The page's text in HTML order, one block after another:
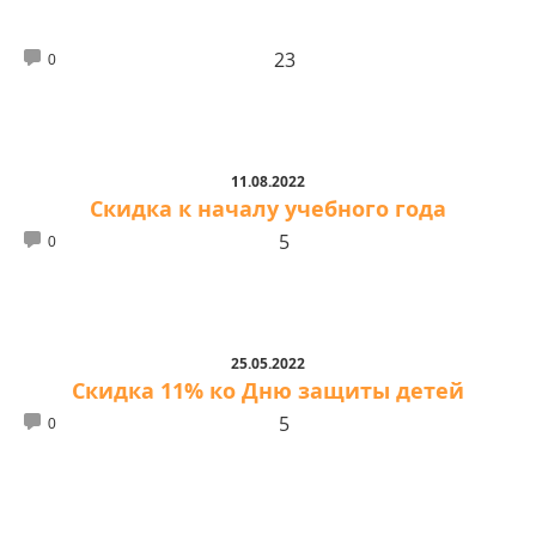
0 23
11.08.2022
Скидка к началу учебного года
0 5
25.05.2022
Скидка 11% ко Дню защиты детей
0 5